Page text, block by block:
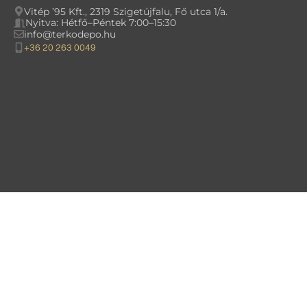
Vitép ’95 Kft., 2319 Szigetújfalu, Fő utca 1/a.
Nyitva: Hétfő–Péntek 7:00–15:30
info@terkodepo.hu
+36 20 263 0049